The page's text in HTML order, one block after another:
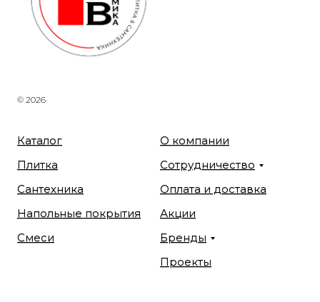
© 2026
Каталог
Плитка
Сантехника
Напольные покрытия
Смеси
О компании
Сотрудничество
Оплата и доставка
Акции
Бренды
Проекты